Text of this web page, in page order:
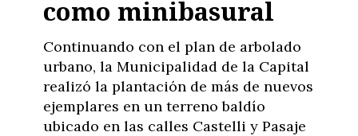
como minibasural
Continuando con el plan de arbolado
urbano, la Municipalidad de la Capital
realizó la plantación de más de nuevos
ejemplares en un terreno baldío
ubicado en las calles Castelli y Pasaje